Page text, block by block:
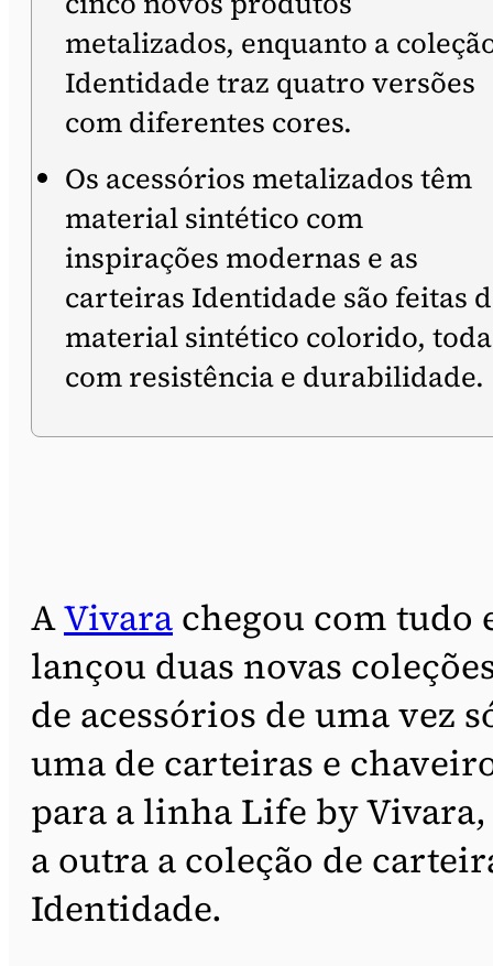
metalizados, enquanto a
Identidade traz quatro versões
com diferentes cores.
Os acessórios metalizados têm
material sintético com
inspirações modernas e as
carteiras Identidade são feitas
material sintético colorido,
com resistência e durabilidade.
AVivara chegou com tudo
lançou duas novas
de acessórios de uma vez
uma de carteiras e
para a linha Life by Vivara,
a outra a coleção de
Identidade.